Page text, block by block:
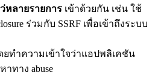
หลายรายการ เข้าด้วยกัน เช่น ใช้
ร่วมกับ SSRF เพื่อเข้าถึงระบบ
ยทำความเข้าใจว่าแอปพลิเคชัน
ทาง abuse